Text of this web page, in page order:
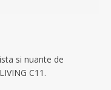
si nuante de
C11.